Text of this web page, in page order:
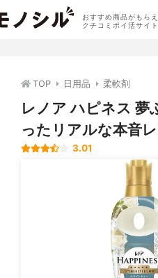
おすすめ商品がもら
クチコミポイ活サイト
TOP 日用品 柔軟剤
レノア ハピネス 夢
ったリアルな本音
3.01